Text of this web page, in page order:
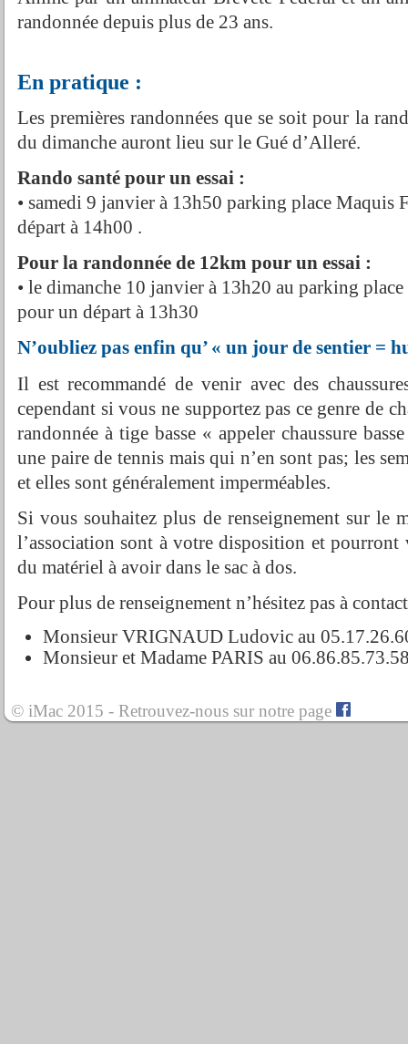
randonnée depuis plus de 23 ans.
En pratique :
Les premières randonnées que se soit pour la
du dimanche auront lieu sur le Gué d’Alleré.
Rando santé pour un essai :
• samedi 9 janvier à 13h50 parking place Maquis
départ à 14h00 .
Pour la randonnée de 12km pour un essai :
• le dimanche 10 janvier à 13h20 au parking
pour un départ à 13h30
N’oubliez pas enfin qu’ « un jour de sentier =
Il est recommandé de venir avec des
cependant si vous ne supportez pas ce genre de
randonnée à tige basse « appeler chaussure
une paire de tennis mais qui n’en sont pas; les
et elles sont généralement imperméables.
Si vous souhaitez plus de renseignement sur le
l’association sont à votre disposition et pourront
du matériel à avoir dans le sac à dos.
Pour plus de renseignement n’hésitez pas à
Monsieur VRIGNAUD Ludovic au
Monsieur et Madame PARIS au
© iMac 2015 - Retrouvez-nous sur notre page